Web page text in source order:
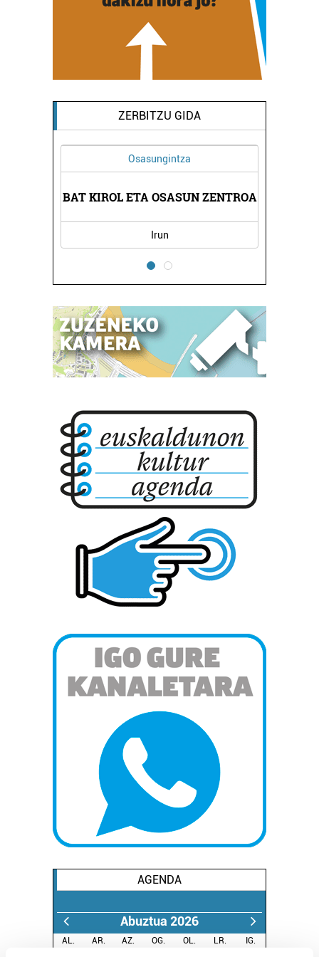
ZERBITZU GIDA
ETA OSASUN ZENTROA
DEIKAGEST OINARRIZKO
HEZ
AGENDA
Abuztua 2026
AL. AR. AZ. OG. OL. LR.
IG.